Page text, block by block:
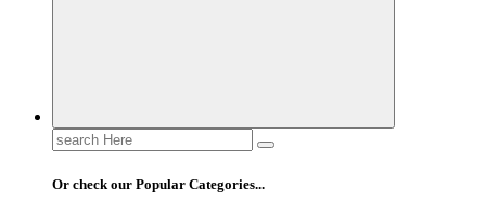
Search
for:
Or check our Popular Categories...